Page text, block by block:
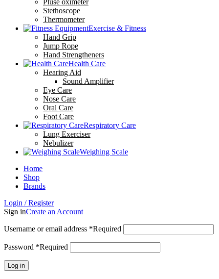
Pluse oximeter
Stethoscope
Thermometer
Exercise & Fitness
Hand Grip
Jump Rope
Hand Strengtheners
Health Care
Hearing Aid
Sound Amplifier
Eye Care
Nose Care
Oral Care
Foot Care
Respiratory Care
Lung Exerciser
Nebulizer
Weighing Scale
Home
Shop
Brands
Login / Register
Sign inCreate an Account
Username or email address *Required
Password *Required
Log in